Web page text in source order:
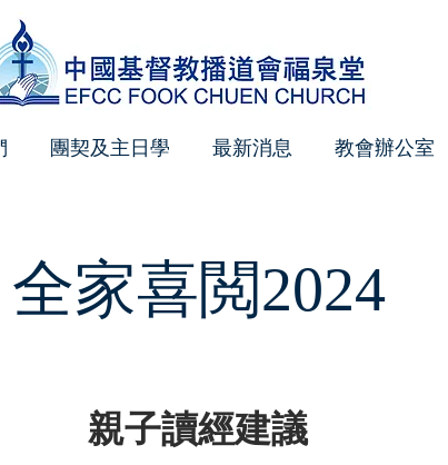
團契及主日學 最新消息 教會辦公室
全家喜閲2024
親子讀經建議